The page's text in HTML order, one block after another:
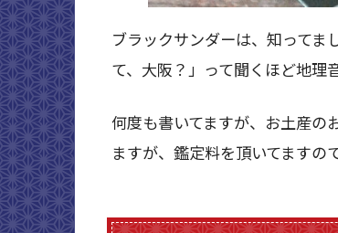
ブラックサンダーは、知ってま
て、大阪？」って聞くほど地理
何度も書いてますが、お土産の
ますが、鑑定料を頂いてますの